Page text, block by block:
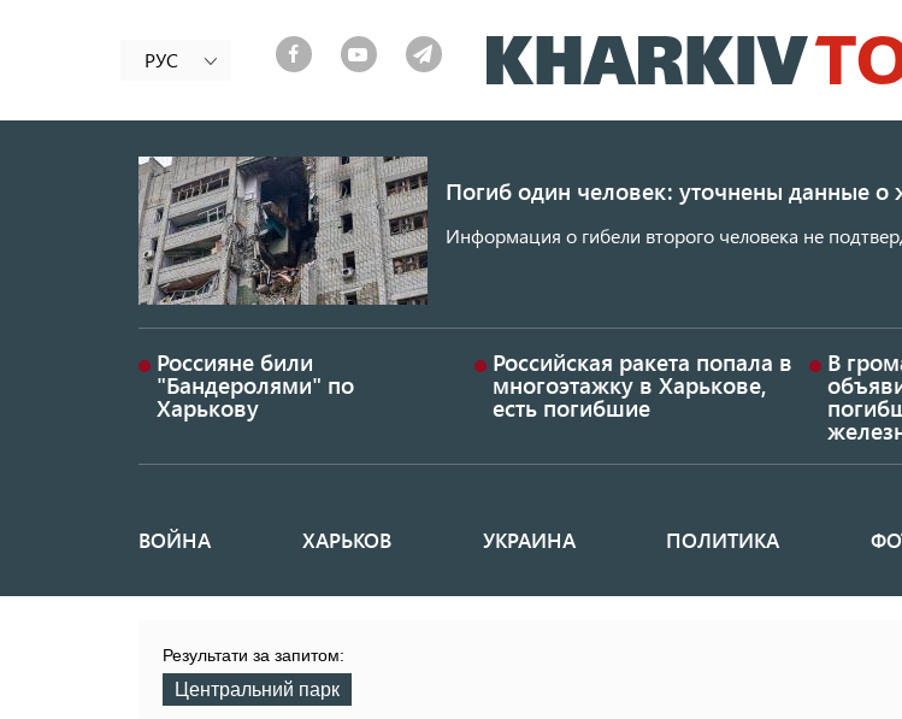
к
основному
РУС
Погиб один человек: уточнены данные о
Информация о гибели второго человека не
Россияне били
"Бандеролями" по
Харькову
Российская ракета попала в
многоэтажку в Харькове,
есть погибшие
В
Основная
ВОЙНА ХАРЬКОВ УКРАИНА ПОЛИТИКА
Результати за запитом:
Центральний парк